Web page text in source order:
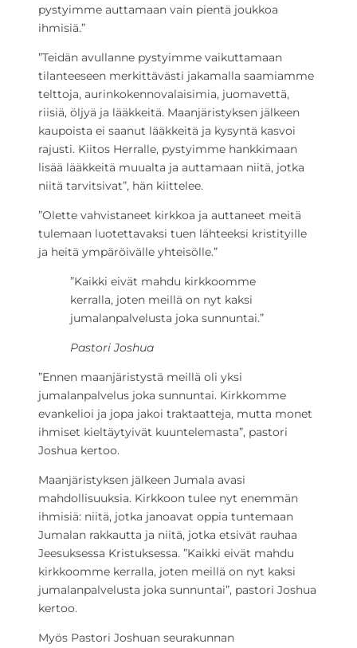
pystyimme auttamaan vain pientä joukkoa
ihmisiä.”
”Teidän avullanne pystyimme vaikuttamaan
tilanteeseen merkittävästi jakamalla saamiamme
telttoja, aurinkokennovalaisimia, juomavettä,
riisiä, öljyä ja lääkkeitä. Maanjäristyksen jälkeen
kaupoista ei saanut lääkkeitä ja kysyntä kasvoi
rajusti. Kiitos Herralle, pystyimme hankkimaan
lisää lääkkeitä muualta ja auttamaan niitä, jotka
niitä tarvitsivat”, hän kiittelee.
”Olette vahvistaneet kirkkoa ja auttaneet meitä
tulemaan luotettavaksi tuen lähteeksi kristityille
ja heitä ympäröivälle yhteisölle.”
”Kaikki eivät mahdu kirkkoomme
kerralla, joten meillä on nyt kaksi
jumalanpalvelusta joka sunnuntai.”
Pastori Joshua
”Ennen maanjäristystä meillä oli yksi
jumalanpalvelus joka sunnuntai. Kirkkomme
evankelioi ja jopa jakoi traktaatteja, mutta monet
ihmiset kieltäytyivät kuuntelemasta”, pastori
Joshua kertoo.
Maanjäristyksen jälkeen Jumala avasi
mahdollisuuksia. Kirkkoon tulee nyt enemmän
ihmisiä: niitä, jotka janoavat oppia tuntemaan
Jumalan rakkautta ja niitä, jotka etsivät rauhaa
Jeesuksessa Kristuksessa. ”Kaikki eivät mahdu
kirkkoomme kerralla, joten meillä on nyt kaksi
jumalanpalvelusta joka sunnuntai”, pastori Joshua
kertoo.
Myös Pastori Joshuan seurakunnan